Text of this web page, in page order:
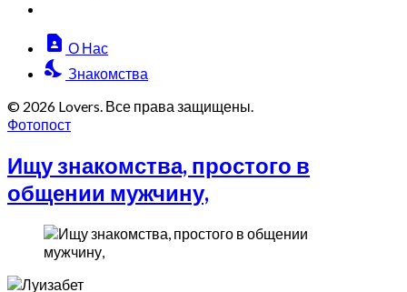
contact_page О Нас
nights_stay Знакомства
© 2026 Lovers. Все права защищены.
Фотопост
Ищу знакомства, простого в
общении мужчину,